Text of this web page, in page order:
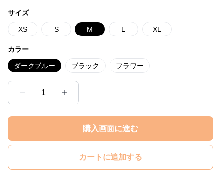
サイズ
XS S M L XL
カラー
ダークブルー ブラック フラワー
1
購入画面に進む
カートに追加する